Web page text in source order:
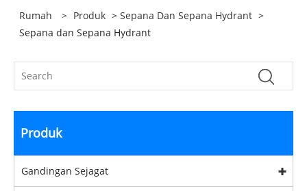
Rumah > Produk >Sepana Dan Sepana Hydrant >
Sepana dan Sepana Hydrant
Produk
Gandingan Sejagat